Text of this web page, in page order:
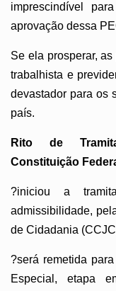
imprescindível
aprovação dessa
Se ela prosperar,
trabalhista e
devastador para os
país.
Rito de
Constituição
?iniciou a
admissibilidade,
de Cidadania
?será remetida
Especial, etapa